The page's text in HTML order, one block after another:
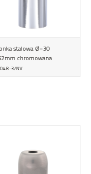
stalowa Ø=30
chromowana
3/NV